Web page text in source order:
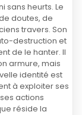
sans heurts. Le
doutes, de
travers. Son
destruction et
de le hanter. Il
armure, mais
identité est
à exploiter ses
actions
réside la